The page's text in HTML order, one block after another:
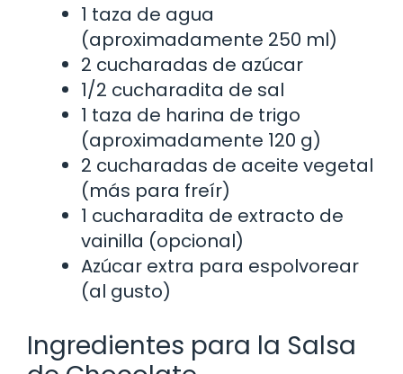
1 taza de agua
(aproximadamente 250 ml)
2 cucharadas de azúcar
1/2 cucharadita de sal
1 taza de harina de trigo
(aproximadamente 120 g)
2 cucharadas de aceite vegetal
(más para freír)
1 cucharadita de extracto de
vainilla (opcional)
Azúcar extra para espolvorear
(al gusto)
Ingredientes para la Salsa